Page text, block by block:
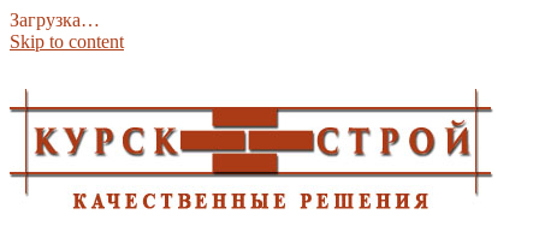
Загрузка…
Skip to content